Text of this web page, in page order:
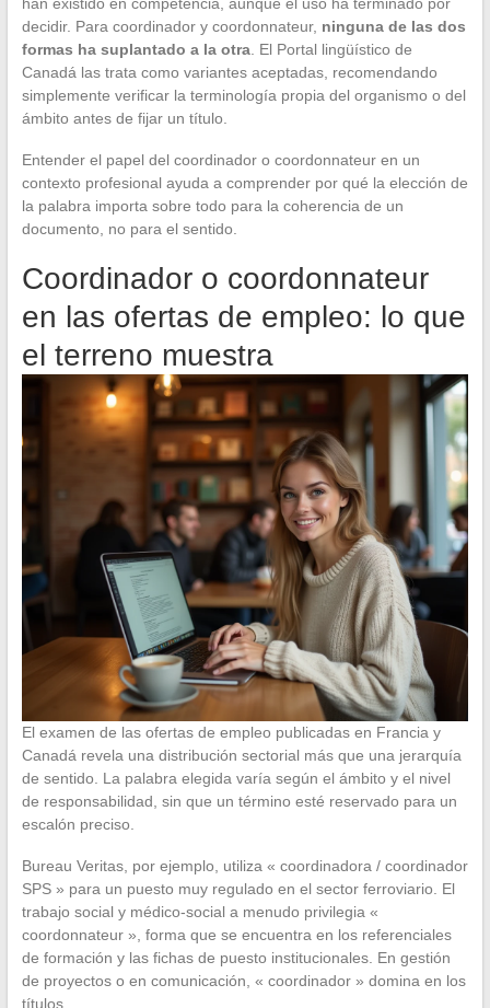
decidir. Para coordinador y coordonnateur, ninguna de las dos
formas ha suplantado a la otra. El Portal lingüístico de
Canadá las trata como variantes aceptadas, recomendando
simplemente verificar la terminología propia del organismo o del
ámbito antes de fijar un título.
Entender el papel del coordinador o coordonnateur en un
contexto profesional ayuda a comprender por qué la elección de
la palabra importa sobre todo para la coherencia de un
documento, no para el sentido.
Coordinador o coordonnateur
en las ofertas de empleo: lo que
el terreno muestra
El examen de las ofertas de empleo publicadas en Francia y
Canadá revela una distribución sectorial más que una jerarquía
de sentido. La palabra elegida varía según el ámbito y el nivel
de responsabilidad, sin que un término esté reservado para un
escalón preciso.
Bureau Veritas, por ejemplo, utiliza « coordinadora / coordinador
SPS » para un puesto muy regulado en el sector ferroviario. El
trabajo social y médico-social a menudo privilegia «
coordonnateur », forma que se encuentra en los referenciales
de formación y las fichas de puesto institucionales. En gestión
de proyectos o en comunicación, « coordinador » domina en los
títulos.